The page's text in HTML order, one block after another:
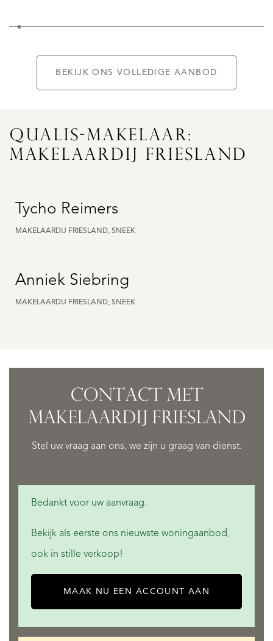
BEKIJK ONS VOLLEDIGE AANBOD
QUALIS-MAKELAAR:
MAKELAARDIJ FRIESLAND
Tycho Reimers
MAKELAARDIJ FRIESLAND, SNEEK
Anniek Siebring
MAKELAARDIJ FRIESLAND, SNEEK
CONTACT MET
MAKELAARDIJ FRIESLAND
Stel uw vraag aan ons, we zijn u graag van dienst.
Bedankt voor uw aanvraag.
Bekijk als eerste ons nieuwste woningaanbod,
ook in stille verkoop!
MAAK NU EEN ACCOUNT AAN